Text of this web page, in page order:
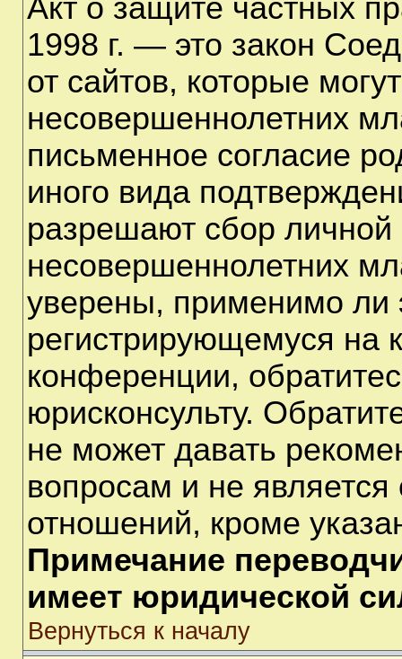
Акт о защите частных
1998 г. — это закон
от сайтов, которые
несовершеннолетних
письменное согласие
иного вида
разрешают сбор
несовершеннолетних
уверены, применимо ли
регистрирующемуся на
конференции,
юрисконсульту.
не может давать
вопросам и не
отношений, кроме
Примечание
имеет юридической
Вернуться к началу